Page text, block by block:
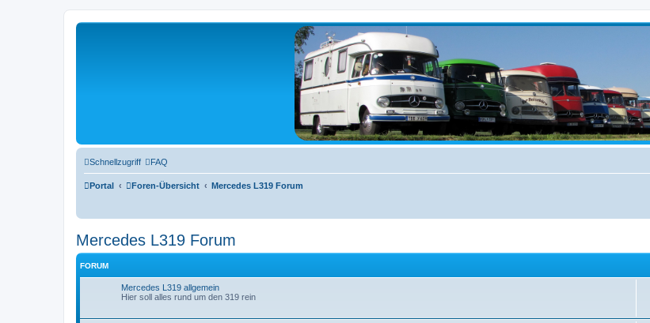
Schnellzugriff FAQ
Portal Foren-Übersicht Mercedes L319 Forum
Mercedes L319 Forum
FORUM
Mercedes L319 allgemein
Hier soll alles rund um den 319 rein